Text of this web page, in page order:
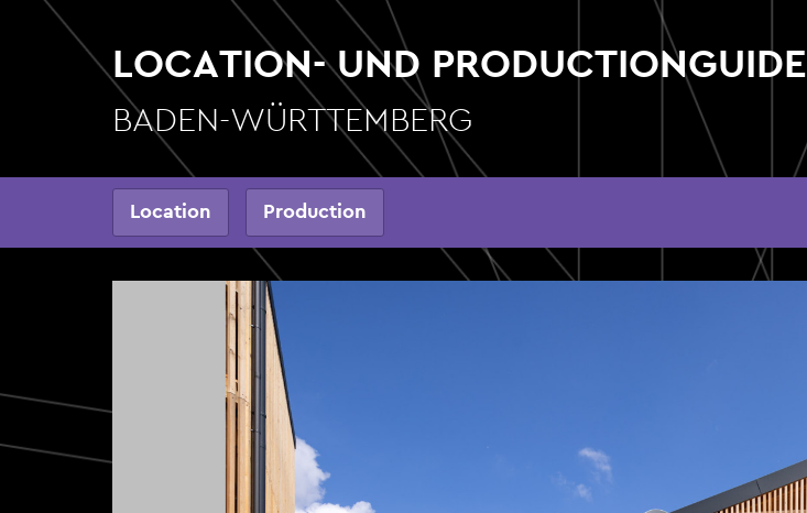
Direkt
LOCATION- UND PRODUCTIONGUIDE
BADEN-WÜRTTEMBERG
Hauptnavigation
Location Production